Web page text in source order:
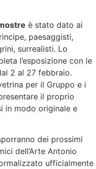
è stato dato ai
paesaggisti,
surrealisti. Lo
l’esposizione con le
2 al 27 febbraio.
per il Gruppo e i
il proprio
in modo originale e
dei prossimi
dell’Arte Antonio
ufficialmente